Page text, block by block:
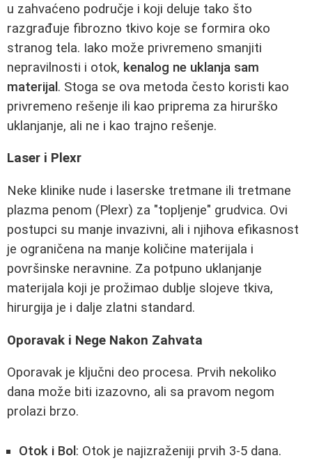
u zahvaćeno područje i koji deluje tako što
razgrađuje fibrozno tkivo koje se formira oko
stranog tela. Iako može privremeno smanjiti
nepravilnosti i otok, kenalog ne uklanja sam
materijal. Stoga se ova metoda često koristi kao
privremeno rešenje ili kao priprema za hirurško
uklanjanje, ali ne i kao trajno rešenje.
Laser i Plexr
Neke klinike nude i laserske tretmane ili tretmane
plazma penom (Plexr) za "topljenje" grudvica. Ovi
postupci su manje invazivni, ali i njihova efikasnost
je ograničena na manje količine materijala i
površinske neravnine. Za potpuno uklanjanje
materijala koji je prožimao dublje slojeve tkiva,
hirurgija je i dalje zlatni standard.
Oporavak i Nege Nakon Zahvata
Oporavak je ključni deo procesa. Prvih nekoliko
dana može biti izazovno, ali sa pravom negom
prolazi brzo.
Otok i Bol : Otok je najizraženiji prvih 3-5 dana.